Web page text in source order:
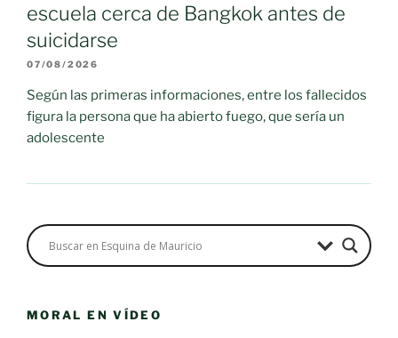
escuela cerca de Bangkok antes de
suicidarse
07/08/2026
Según las primeras informaciones, entre los fallecidos
figura la persona que ha abierto fuego, que sería un
adolescente
MORAL EN VÍDEO